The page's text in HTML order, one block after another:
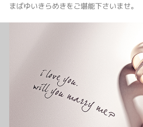
まばゆいきらめきをご堪能下さいませ。